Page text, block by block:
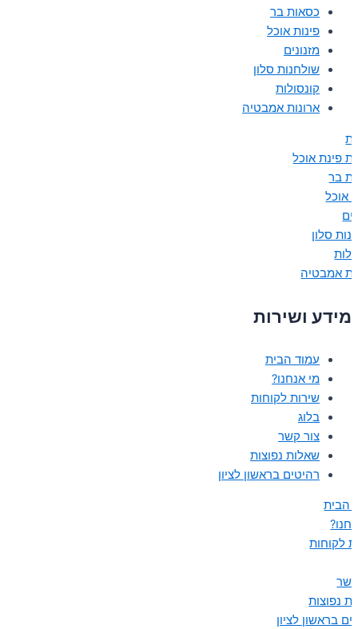
כסאות בר
פינות אוכל
מזנונים
שולחנות סלון
קונסולות
ארונות אמבטיה
פינת אוכל
בר
אוכל
סלון
אמבטיה
מידע ושירות
עמוד הבית
מי אנחנו?
שירות לקוחות
בלוג
צור קשר
שאלות נפוצות
רהיטים בראשון לציון
הבית
לקוחות
נפוצות
בראשון לציון